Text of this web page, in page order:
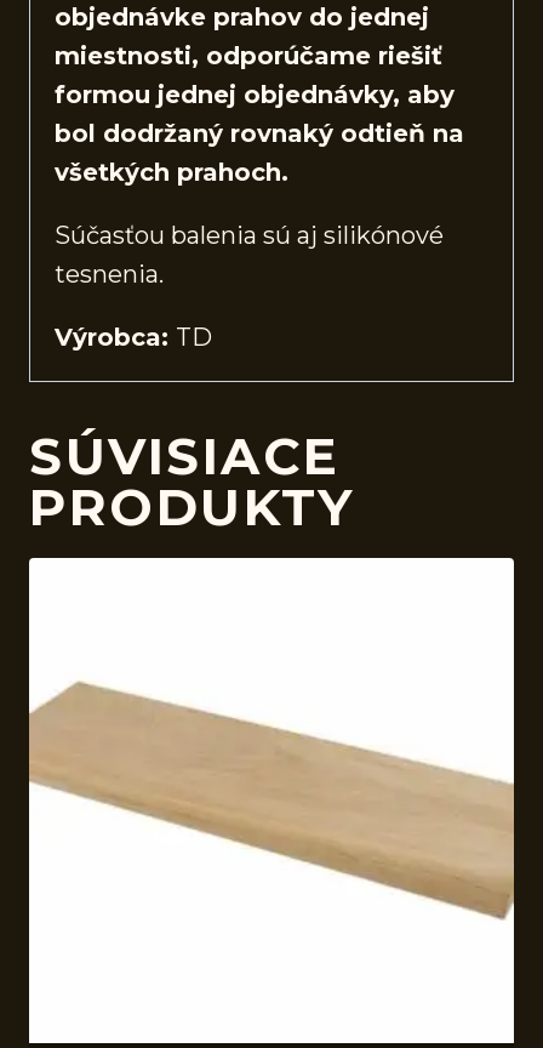
objednávke prahov do jednej
miestnosti, odporúčame riešiť
formou jednej objednávky, aby
bol dodržaný rovnaký odtieň na
všetkých prahoch.
Súčasťou balenia sú aj silikónové
tesnenia.
Výrobca: TD
SÚVISIACE
PRODUKTY